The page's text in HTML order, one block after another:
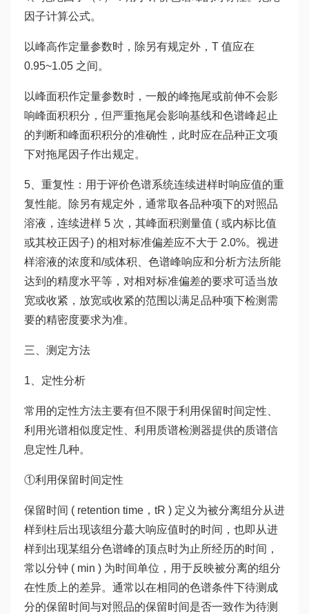
因子计算公式。
以峰高作定量参数时，除另有规定外，T 值应在
0.95~1.05 之间。
以峰面积作定量参数时，一般的峰拖尾或前伸不会影
响峰面积积分，但严重拖尾会影响基线和色谱峰起止
的判断和峰面积积分的准确性，此时应在品种正文项
下对拖尾因子作出规定。
5、重复性：用于评价色谱系统连续进样时响应值的重
复性能。除另有规定外，通常取各品种项下的对照品
溶液，连续进样 5 次，其峰面积测量值 ( 或内标比值
或其校正因子) 的相对标准偏差应不大于 2.0%。视进
样溶液的浓度和/或体积、色谱峰响应和分析方法所能
达到的精度水平等，对相对标准偏差的要求可适当放
宽或收紧，放宽或收紧的范围以满足品种项下检测需
要的精密度要求为准。
三、测定方法
1、定性分析
常用的定性方法主要有但不限于利用保留时间定性、
利用光谱相似度定性、利用质谱检测器提供的质谱信
息定性几种。
①利用保留时间定性
保留时间 ( retention time，tR ) 定义为被分离组分从进
样到柱后出现该组分蕞大响应值时的时间，也即从进
样到出现某组分色谱峰的顶点时为止所经历的时间，
常以分钟 ( min ) 为时间单位，用于反映被分离的组分
在性质上的差异。通常以在相同的色谱条件下待测成
分的保留时间与对照品的保留时间是否一致作为待测